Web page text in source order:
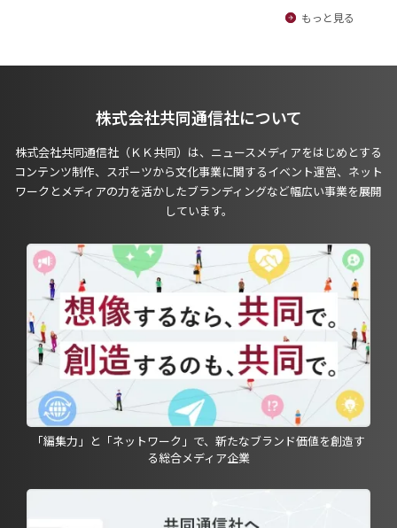
もっと見る
株式会社共同通信社について
株式会社共同通信社（ＫＫ共同）は、ニュースメディアをはじめとする
コンテンツ制作、スポーツから文化事業に関するイベント運営、ネット
ワークとメディアの力を活かしたブランディングなど幅広い事業を展開
しています。
「編集力」と「ネットワーク」で、新たなブランド価値を創造す
る総合メディア企業